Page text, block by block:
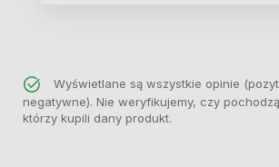
Wyświetlane są wszystkie opinie
negatywne). Nie weryfikujemy, czy
którzy kupili dany produkt.